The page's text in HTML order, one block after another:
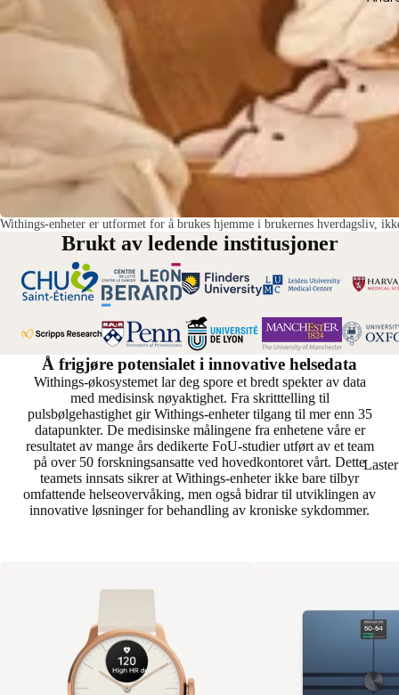
Withings-enheter er utformet for å brukes hjemme i brukernes hverdagsliv,
Brukt av ledende institusjoner
Å frigjøre potensialet i innovative helsedata
Withings-økosystemet lar deg spore et bredt spekter av data
med medisinsk nøyaktighet. Fra skritttelling til
pulsbølgehastighet gir Withings-enheter tilgang til mer enn 35
datapunkter. De medisinske målingene fra enhetene våre er
resultatet av mange års dedikerte FoU-studier utført av et team
på over 50 forskningsansatte ved hovedkontoret vårt. Dette
teamets innsats sikrer at Withings-enheter ikke bare tilbyr
omfattende helseovervåking, men også bidrar til utviklingen av
innovative løsninger for behandling av kroniske sykdommer.